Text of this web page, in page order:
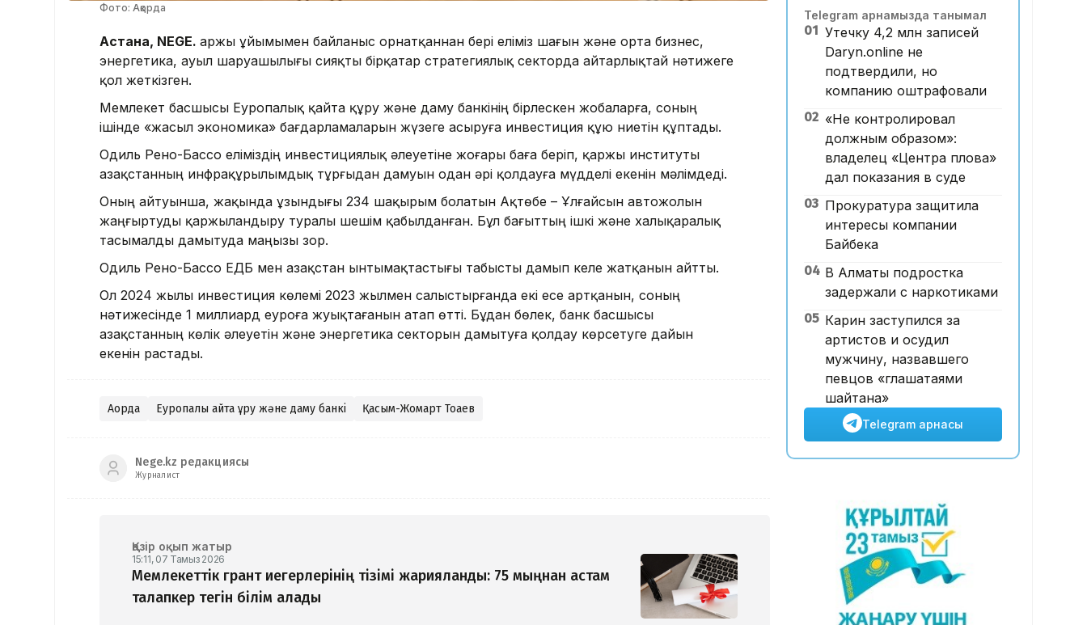
Фото: Ақорда
Астана, NEGE. Қаржы ұйымымен байланыс орнатқаннан бері еліміз шағын және орта бизнес,
энергетика, ауыл шаруашылығы сияқты бірқатар стратегиялық секторда айтарлықтай нәтижеге
қол жеткізген.
Мемлекет басшысы Еуропалық қайта құру және даму банкінің бірлескен жобаларға, соның
ішінде «жасыл экономика» бағдарламаларын жүзеге асыруға инвестиция құю ниетін құптады.
Одиль Рено-Бассо еліміздің инвестициялық әлеуетіне жоғары баға беріп, қаржы институты
Қазақстанның инфрақұрылымдық тұрғыдан дамуын одан әрі қолдауға мүдделі екенін мәлімдеді.
Оның айтуынша, жақында ұзындығы 234 шақырым болатын Ақтөбе – Ұлғайсын автожолын
жаңғыртуды қаржыландыру туралы шешім қабылданған. Бұл бағыттың ішкі және халықаралық
тасымалды дамытуда маңызы зор.
Одиль Рено-Бассо ЕҚДБ мен Қазақстан ынтымақтастығы табысты дамып келе жатқанын айтты.
Ол 2024 жылы инвестиция көлемі 2023 жылмен салыстырғанда екі есе артқанын, соның
нәтижесінде 1 миллиард еуроға жуықтағанын атап өтті. Бұдан бөлек, банк басшысы
Қазақстанның көлік әлеуетін және энергетика секторын дамытуға қолдау көрсетуге дайын
екенін растады.
Ақорда Еуропалық қайта құру және даму банкі Қасым-Жомарт Тоқаев
Nege.kz редакциясы
Журналист
Қазір оқып жатыр
15:11, 07 Тамыз 2026
Мемлекеттік грант иегерлерінің тізімі жарияланды: 75 мыңнан астам
талапкер тегін білім алады
11:52, 07 Тамыз 2026
Марқұм фельдшер Ұлдана
Мырзуанның жұбайы жаңа
некесіне қатысты пікір
білдірді
10:20, 07 Тамыз 2026
Қызылорда облысында заңсыз
алтын өндірді деген күдікпен
13 адам қамауға алынды
09:52, 07 Тамыз 2026
Қазақстан КҚК-ға жасалған
шабуылдар салдарынан
шамамен 700 млн доллар
табыстан қағылды – сарапшы
09:15, 07 Тамыз 2026
Щучинскіде 12 адамның
өліміне әкелген жарылыс:
дәмхана иесі сотта жауап
берді
Telegram арнамызда танымал
01 Утечку 4,2 млн записей
Daryn.online не
подтвердили, но
компанию оштрафовали
02 «Не контролировал
должным образом»:
владелец «Центра плова»
дал показания в суде
03 Прокуратура защитила
интересы компании
Байбека
04 В Алматы подростка
задержали с наркотиками
05 Карин заступился за
артистов и осудил
мужчину, назвавшего
певцов «глашатаями
шайтана»
Telegram арнасы